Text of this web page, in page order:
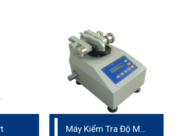
Máy Kiểm Tra Độ Mài